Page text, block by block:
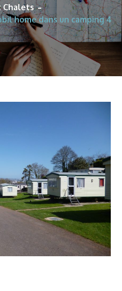
Chalets
home dans un camping 4